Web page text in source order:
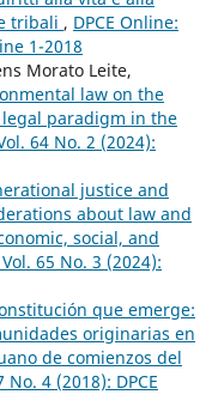
tribali , DPCE Online:
1-2018
Morato Leite,
law on the
paradigm in the
64 No. 2 (2024):
justice and
about law and
social, and
65 No. 3 (2024):
que emerge:
originarias en
de comienzos del
No. 4 (2018): DPCE